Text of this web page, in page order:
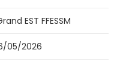
EST FFESSM
05/2026